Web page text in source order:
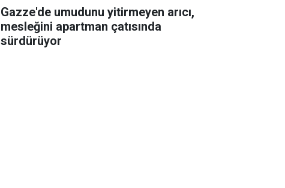
Gazze'de umudunu yitirmeyen arıcı,
mesleğini apartman çatısında
sürdürüyor